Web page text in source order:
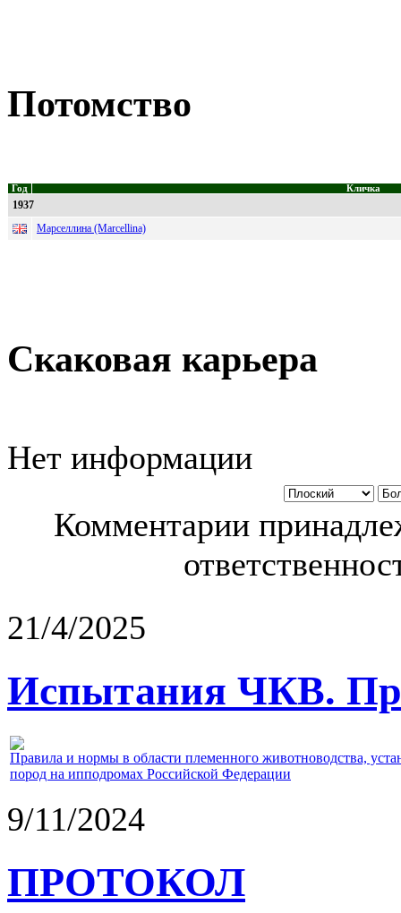
Потомство
Год Кличка
1937
Марселлина (Marcellina)
Скаковая карьера
Нет информации
Комментарии
21/4/2025
Испытания ЧКВ.
Правила и нормы в области племенного животноводства,
пород на ипподромах Российской Федерации
9/11/2024
ПРОТОКОЛ